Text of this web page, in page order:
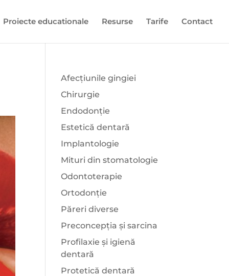
Proiecte educationale Resurse Tarife Contact
Afecțiunile gingiei
Chirurgie
Endodonție
Estetică dentară
Implantologie
Mituri din stomatologie
Odontoterapie
Ortodonție
Păreri diverse
Preconcepția și sarcina
Profilaxie și igienă
dentară
Protetică dentară